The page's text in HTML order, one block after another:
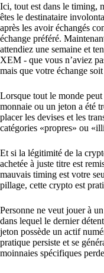
Ici, tout est dans le timing,
êtes le destinataire
après les avoir échangés
échange préféré.
attendiez une semaine et
XEM - que vous n’aviez
mais que votre échange
Lorsque tout le monde
monnaie ou un jeton a été
placer les devises et les
catégories «propres» ou
Et si la légitimité de la
achetée à juste titre est
mauvais timing est votre
pillage, cette crypto est
Personne ne veut jouer à
dans lequel le dernier
jeton possède un actif
pratique persiste et se
moinnaies spécifiques